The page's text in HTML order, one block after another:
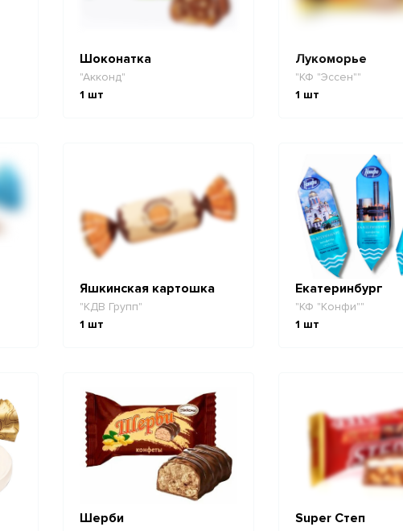
Шоконатка
"Акконд"
1 шт
Лукоморье
"КФ "Эссен""
1 шт
Яшкинская картошка
"КДВ Групп"
1 шт
Екатеринбург
"КФ "Конфи""
1 шт
Шерби Super Степ